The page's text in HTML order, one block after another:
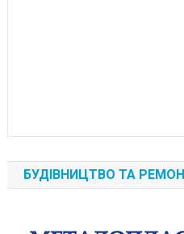
БУДІВНИЦТВО ТА